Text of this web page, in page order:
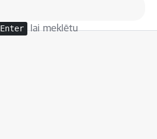
Enter lai meklētu